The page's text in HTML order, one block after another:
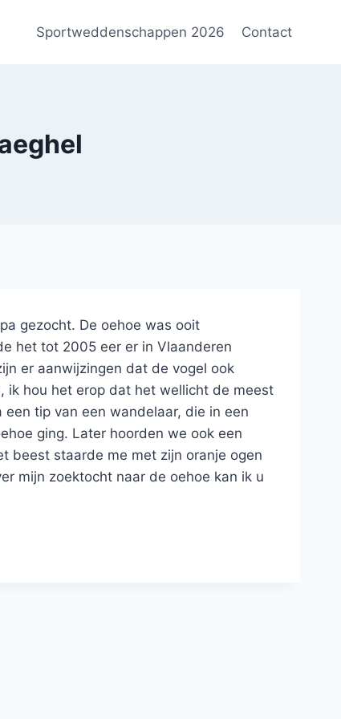
Sportweddenschappen 2026 Contact
gezocht. De oehoe was ooit
het tot 2005 eer er in Vlaanderen
er aanwijzingen dat de vogel ook
ik hou het erop dat het wellicht de meest
tip van een wandelaar, die in een
ging. Later hoorden we ook een
beest staarde me met zijn oranje ogen
mijn zoektocht naar de oehoe kan ik u